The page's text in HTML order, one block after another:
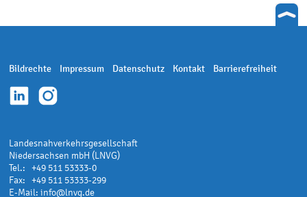
Bildrechte Impressum Datenschutz Kontakt Barrierefreiheit
Landesnahverkehrsgesellschaft
Niedersachsen mbH (LNVG)
Tel.: +49 511 53333-0
Fax: +49 511 53333-299
E-Mail:info@lnvg.de